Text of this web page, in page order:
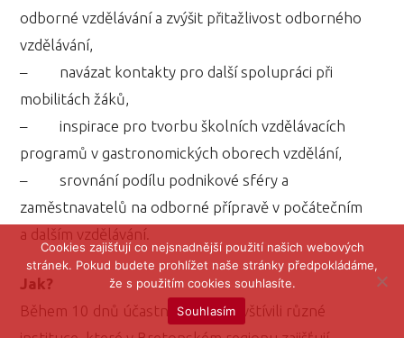
odborné vzdělávání a zvýšit přitažlivost odborného
vzdělávání,
– navázat kontakty pro další spolupráci při
mobilitách žáků,
– inspirace pro tvorbu školních vzdělávacích
programů v gastronomických oborech vzdělání,
– srovnání podílu podnikové sféry a
zaměstnavatelů na odborné přípravě v počátečním
a dalším vzdělávání.
Jak?
Během 10 dnů účastníci stáže navštívili různé
Cookies zajišťují co nejsnadnější použití našich webových
stránek. Pokud budete prohlížet naše stránky předpokládáme,
že s použitím cookies souhlasíte.
Souhlasím